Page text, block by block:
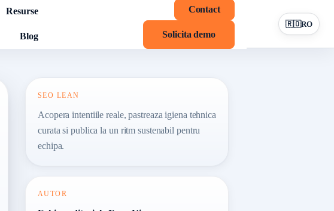
Resurse
Blog
Contact
Solicita demo
🇷🇴RO
SEO LEAN
Acopera intentiile reale, pastreaza igiena tehnica
curata si publica la un ritm sustenabil pentru
echipa.
AUTOR